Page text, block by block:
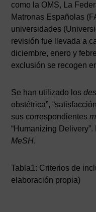
como la OMS, La
Matronas Españolas
universidades
revisión fue llevada a
diciembre, enero y
exclusión se recogen
Se han utilizado los
obstétrica”,
sus correspondientes
“Humanizing
MeSH.
Tabla1: Criterios de
elaboración propia)